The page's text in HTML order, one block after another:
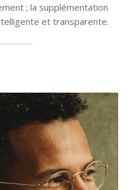
; la supplémentation
et transparente.